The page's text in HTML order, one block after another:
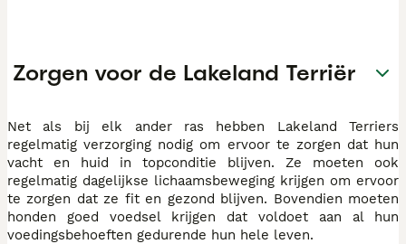
Zorgen voor de Lakeland Terriër
Net als bij elk ander ras hebben Lakeland Terriers
regelmatig verzorging nodig om ervoor te zorgen dat hun
vacht en huid in topconditie blijven. Ze moeten ook
regelmatig dagelijkse lichaamsbeweging krijgen om ervoor
te zorgen dat ze fit en gezond blijven. Bovendien moeten
honden goed voedsel krijgen dat voldoet aan al hun
voedingsbehoeften gedurende hun hele leven.